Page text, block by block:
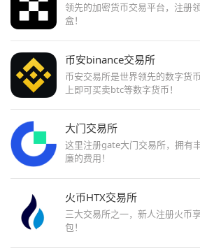
领先的加密货币交易平台，注册
盒！
币安binance交易所
币安交易所是世界领先的数字货
上即可买卖btc等数字货币！
大门交易所
这里注册gate大门交易所，拥有
廉的费用！
火币HTX交易所
三大交易所之一，新人注册火币
包！